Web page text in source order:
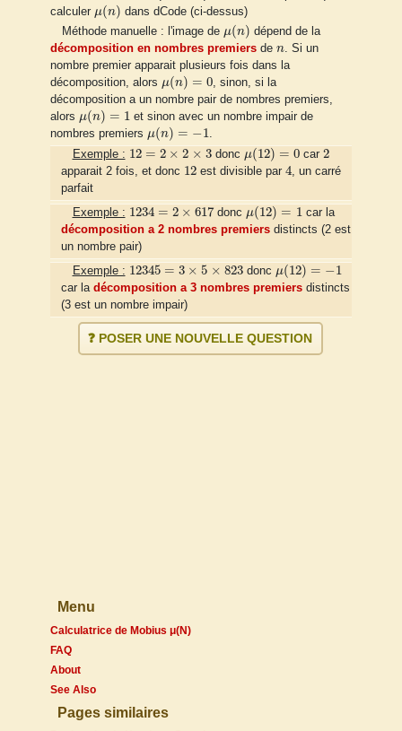
calculer μ(n)
( ) dans dCode (ci-dessus)
Méthode manuelle : l'image de μ(n)
(n ) dépend de la
décomposition en nombres premiers de n
n . Si un
nombre premier apparait plusieurs fois dans la
décomposition, alors μ(n) = 0
( n)=
, sinon, si la
décomposition a un nombre pair de nombres premiers,
alors μ(n) = 1
μ( )=
et sinon avec un nombre impair de
nombres premiers μ(n) = −1
( )=
.
Exemple : 12 = 2 × 2 × 3
12=2×2×3 donc μ(12) = 0
μ(12)=0 car2
2
apparait 2 fois, et donc 12
12 est divisible par 4
4, un carré
parfait
Exemple : 1234 = 2 × 617
1234=2×617 donc μ(12) = 1
μ(12)=1
car la
décomposition a 2 nombres premiers distincts (2 est
un nombre pair)
Exemple : 12345 = 3 × 5 × 823
12345=3×5×823 donc μ(12) = −1
μ(12)=−1
car la décomposition a 3 nombres premiers distincts
(3 est un nombre impair)
❓ POSER UNE NOUVELLE QUESTION
Menu
Calculatrice de Mobius μ(N)
FAQ
About
See Also
Pages similaires